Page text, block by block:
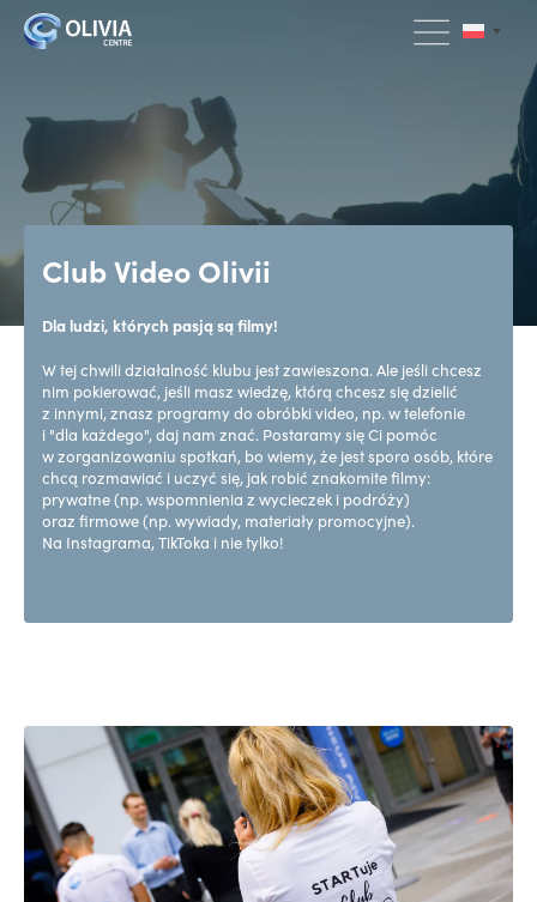
Club Video Olivii
Dla ludzi, których pasją są filmy!
W tej chwili działalność klubu jest zawieszona. Ale jeśli chcesz
nim pokierować, jeśli masz wiedzę, którą chcesz się dzielić
z innymi, znasz programy do obróbki video, np. w telefonie
i "dla każdego", daj nam znać. Postaramy się Ci pomóc
w zorganizowaniu spotkań, bo wiemy, że jest sporo osób, które
chcą rozmawiać i uczyć się, jak robić znakomite filmy:
prywatne (np. wspomnienia z wycieczek i podróży)
oraz firmowe (np. wywiady, materiały promocyjne).
Na Instagrama, TikToka i nie tylko!